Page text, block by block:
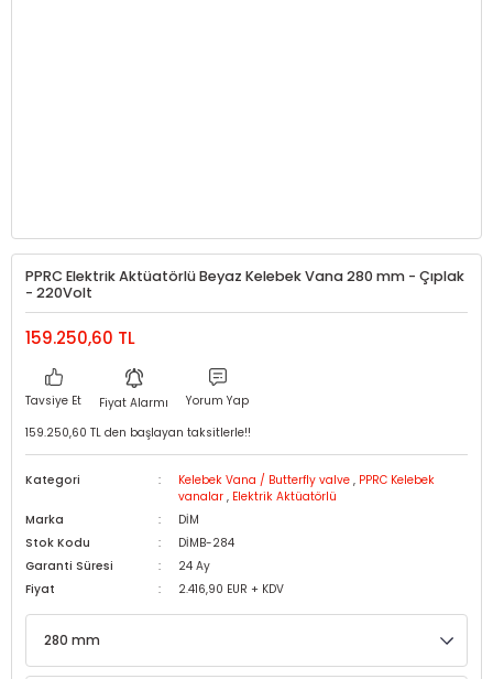
PPRC Elektrik Aktüatörlü Beyaz Kelebek Vana 280 mm - Çıplak
- 220Volt
159.250,60 TL
Tavsiye Et Fiyat Alarmı
Yorum Yap
159.250,60 TL den başlayan taksitlerle!!
Kategori Kelebek Vana / Butterfly valve , PPRC Kelebek
vanalar , Elektrik Aktüatörlü
Marka
DİM
Stok Kodu
DİMB-284
Garanti Süresi
24 Ay
Fiyat
2.416,90 EUR + KDV